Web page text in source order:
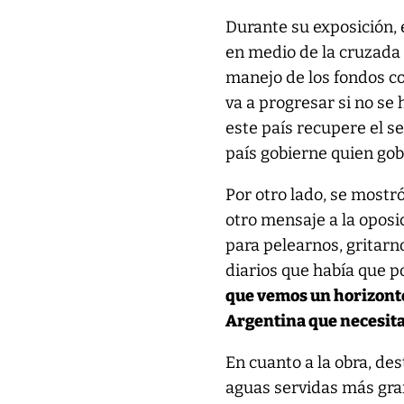
Durante su exposición,
en medio de la
manejo de los fondos
va a progresar si no se
este país recupere el
país gobierne quien
Por otro lado, se
otro mensaje a la
para pelearnos,
diarios que había que
que vemos un
Argentina que
En cuanto a la obra,
aguas servidas más